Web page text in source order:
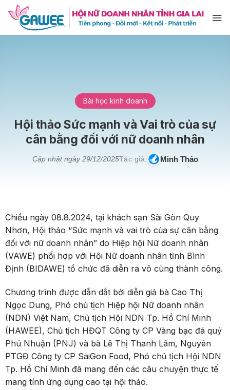
qua
Bài học kinh doanh
Hội thảo Sức mạnh và Vai trò của sự
cân bằng đối với nữ doanh nhân
Cập nhật ngày29/12/2025Tác giả: Minh Thảo
Chiều ngày 08.8.2024, tại khách sạn Sài Gòn Quy
Nhơn, Hội thảo “Sức mạnh và vai trò của sự cân bằng
đối với nữ doanh nhân” do Hiệp hội Nữ doanh nhân
(VAWE) phối hợp với Hội Nữ doanh nhân tỉnh Bình
Định (BIDAWE) tổ chức đã diễn ra vô cùng thành công.
Chương trình được dẫn dắt bởi diễn giả bà Cao Thị
Ngọc Dung, Phó chủ tịch Hiệp hội Nữ doanh nhân
(NDN) Việt Nam, Chủ tịch Hội NDN Tp. Hồ Chí Minh
(HAWEE), Chủ tịch HĐQT Công ty CP Vàng bạc đá quý
Phú Nhuận (PNJ) và bà Lê Thị Thanh Lâm, Nguyên
PTGĐ Công ty CP SaiGon Food, Phó chủ tịch Hội NDN
Tp. Hồ Chí Minh đã mang đến các câu chuyện thực tế
mang tính ứng dụng cao tại hội thảo.